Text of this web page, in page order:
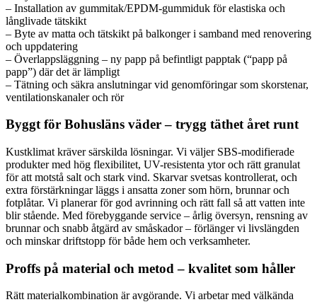
– Installation av gummitak/EPDM-gummiduk för elastiska och
långlivade tätskikt
– Byte av matta och tätskikt på balkonger i samband med renovering
och uppdatering
– Överlappsläggning – ny papp på befintligt papptak (“papp på
papp”) där det är lämpligt
– Tätning och säkra anslutningar vid genomföringar som skorstenar,
ventilationskanaler och rör
Byggt för Bohusläns väder – trygg täthet året runt
Kustklimat kräver särskilda lösningar. Vi väljer SBS-modifierade
produkter med hög flexibilitet, UV-resistenta ytor och rätt granulat
för att motstå salt och stark vind. Skarvar svetsas kontrollerat, och
extra förstärkningar läggs i ansatta zoner som hörn, brunnar och
fotplåtar. Vi planerar för god avrinning och rätt fall så att vatten inte
blir stående. Med förebyggande service – årlig översyn, rensning av
brunnar och snabb åtgärd av småskador – förlänger vi livslängden
och minskar driftstopp för både hem och verksamheter.
Proffs på material och metod – kvalitet som håller
Rätt materialkombination är avgörande. Vi arbetar med välkända